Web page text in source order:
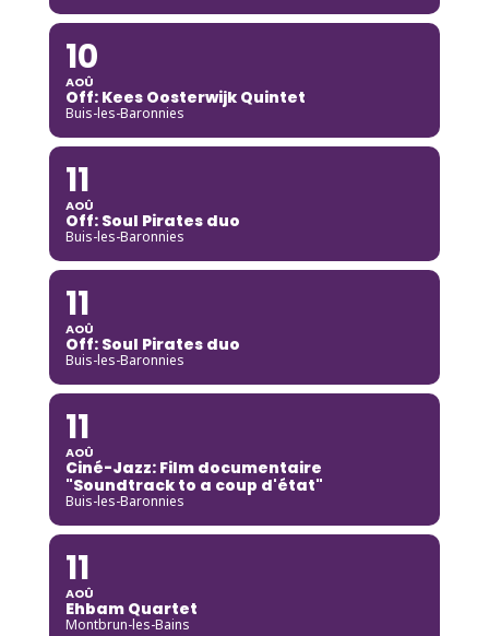
10
AOÛ
Off: Kees Oosterwijk Quintet
Buis-les-Baronnies
11
AOÛ
Off: Soul Pirates duo
Buis-les-Baronnies
11
AOÛ
Off: Soul Pirates duo
Buis-les-Baronnies
11
AOÛ
Ciné-Jazz: Film documentaire
"Soundtrack to a coup d'état"
Buis-les-Baronnies
11
AOÛ
Ehbam Quartet
Montbrun-les-Bains